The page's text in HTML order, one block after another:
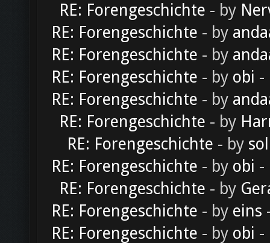
RE: Forengeschichte - by
RE: Forengeschichte - by
RE: Forengeschichte - by
RE: Forengeschichte - by obi -
RE: Forengeschichte - by
RE: Forengeschichte - by
RE: Forengeschichte - by
RE: Forengeschichte - by obi -
RE: Forengeschichte - by
RE: Forengeschichte - by eins
RE: Forengeschichte - by obi -